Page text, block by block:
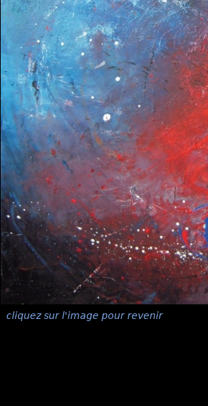
cliquez sur l'image pour revenir